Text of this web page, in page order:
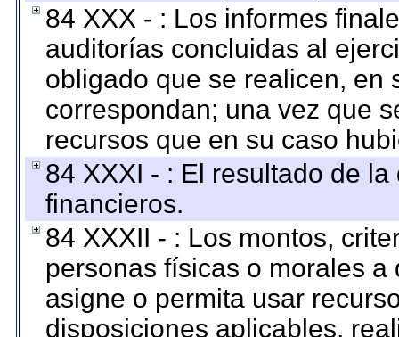
84 XXX - : Los informes
auditorías concluidas al
obligado que se realicen, en
correspondan; una vez que
recursos que en su caso
84 XXXI - : El resultado de
financieros.
84 XXXII - : Los montos,
personas físicas o morales
asigne o permita usar
disposiciones aplicables,